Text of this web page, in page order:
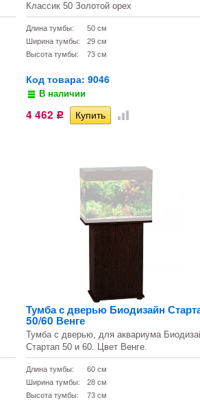
Классик 50 Золотой орех
Длина тумбы:
50 см
Ширина тумбы:
29 см
Высота тумбы:
73 см
Код товара: 9046
В наличии
4 462 Р
Тумба с дверью Биодизайн
50/60 Венге
Тумба с дверью, для аквариума
Стартап 50 и 60. Цвет Венге.
Длина тумбы:
60 см
Ширина тумбы:
28 см
Высота тумбы:
73 см